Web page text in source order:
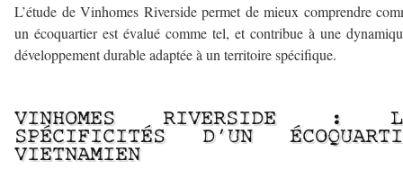
L’étude de Vinhomes Riverside permet de mieux comprendre
un écoquartier est évalué comme tel, et contribue à une
développement durable adaptée à un territoire spécifique.
VINHOMES RIVERSIDE :
SPÉCIFICITÉS D’UN
VIETNAMIEN